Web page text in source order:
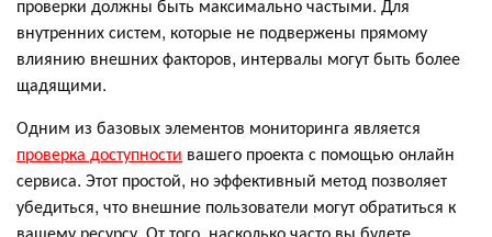
проверки должны быть максимально частыми. Для
внутренних систем, которые не подвержены прямому
влиянию внешних факторов, интервалы могут быть более
щадящими.
Одним из базовых элементов мониторинга является
проверка доступности вашего проекта с помощью онлайн
сервиса. Этот простой, но эффективный метод позволяет
убедиться, что внешние пользователи могут обратиться к